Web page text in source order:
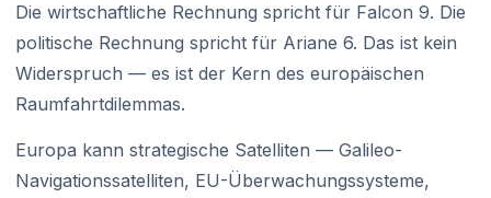
Die wirtschaftliche Rechnung spricht für Falcon 9. Die
politische Rechnung spricht für Ariane 6. Das ist kein
Widerspruch — es ist der Kern des europäischen
Raumfahrtdilemmas.
Europa kann strategische Satelliten — Galileo-
Navigationssatelliten, EU-Überwachungssysteme,